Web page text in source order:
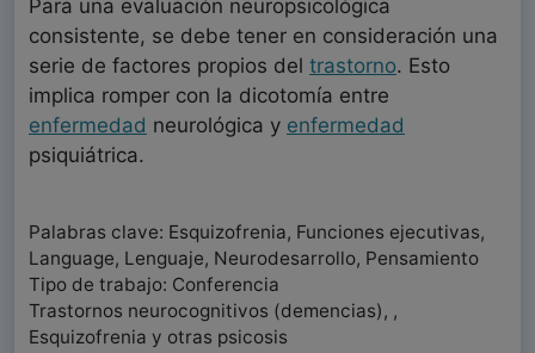
Para una evaluación neuropsicológica
consistente, se debe tener en consideración una
serie de factores propios del trastorno. Esto
implica romper con la dicotomía entre
enfermedad neurológica y enfermedad
psiquiátrica.
Palabras clave: Esquizofrenia, Funciones ejecutivas,
Language, Lenguaje, Neurodesarrollo, Pensamiento
Tipo de trabajo: Conferencia
Trastornos neurocognitivos (demencias), ,
Esquizofrenia y otras psicosis